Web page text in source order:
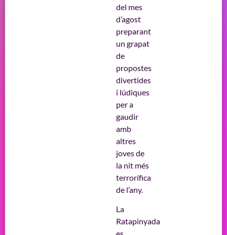
del mes
d’agost
preparant
un grapat
de
propostes
divertides
i lúdiques
per a
gaudir
amb
altres
joves de
la nit més
terrorífica
de l’any.
La
Ratapinyada